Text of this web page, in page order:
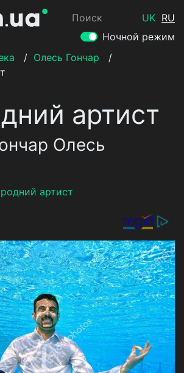
Поиск UK RU
Ночной режим
/ Олесь Гончар
/
артист
Олесь
артист